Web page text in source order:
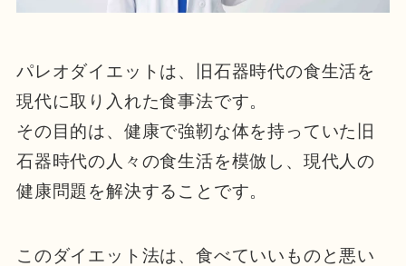
パレオダイエットは、旧石器時代の食生活を
現代に取り入れた食事法です。
その目的は、健康で強靭な体を持っていた旧
石器時代の人々の食生活を模倣し、現代人の
健康問題を解決することです。
このダイエット法は、食べていいものと悪い